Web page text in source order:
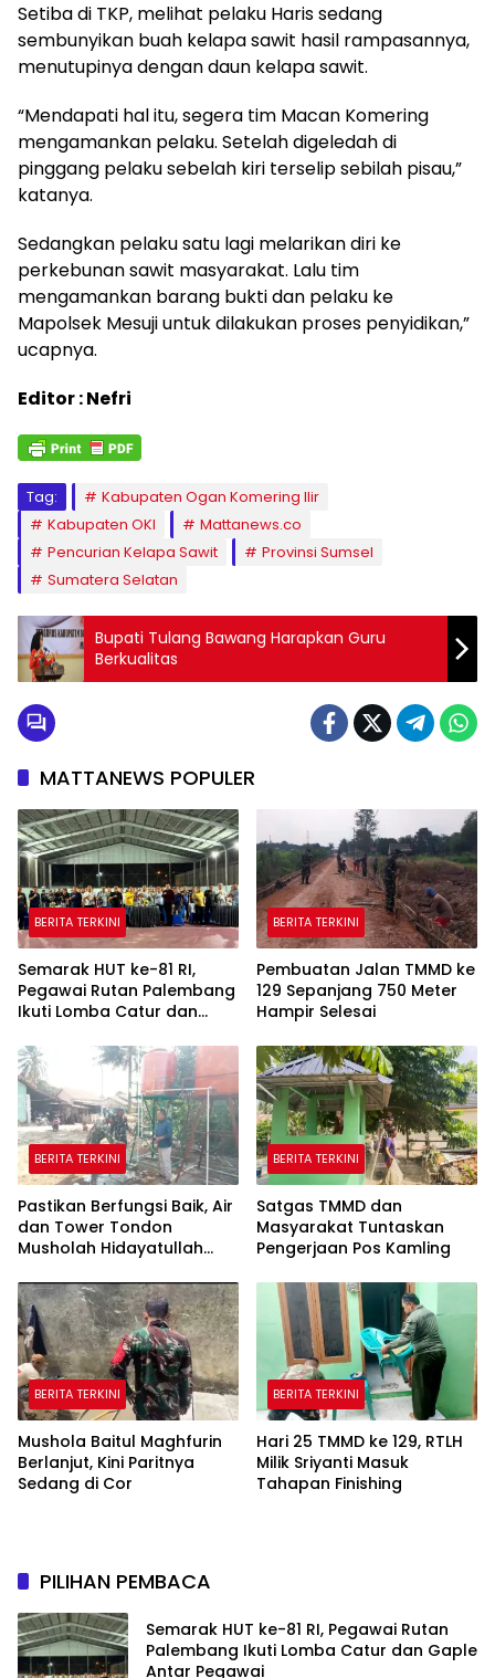
Setiba di TKP, melihat pelaku Haris sedang
sembunyikan buah kelapa sawit hasil rampasannya,
menutupinya dengan daun kelapa sawit.
“Mendapati hal itu, segera tim Macan Komering
mengamankan pelaku. Setelah digeledah di
pinggang pelaku sebelah kiri terselip sebilah pisau,”
katanya.
Sedangkan pelaku satu lagi melarikan diri ke
perkebunan sawit masyarakat. Lalu tim
mengamankan barang bukti dan pelaku ke
Mapolsek Mesuji untuk dilakukan proses penyidikan,”
ucapnya.
Editor : Nefri
Tag:
Kabupaten Ogan Komering Ilir
Kabupaten OKI
Mattanews.co
Pencurian Kelapa Sawit
Provinsi Sumsel
Sumatera Selatan
Bupati Tulang Bawang Harapkan Guru
Berkualitas
MATTANEWS POPULER
BERITA TERKINI
Semarak HUT ke-81 RI,
Pegawai Rutan Palembang
Ikuti Lomba Catur dan
BERITA TERKINI
Pembuatan Jalan TMMD ke
129 Sepanjang 750 Meter
Hampir Selesai
BERITA TERKINI
Pastikan Berfungsi Baik, Air
dan Tower Tondon
Musholah Hidayatullah
BERITA TERKINI
Satgas TMMD dan
Masyarakat Tuntaskan
Pengerjaan Pos Kamling
BERITA TERKINI
Mushola Baitul Maghfurin
Berlanjut, Kini Paritnya
Sedang di Cor
BERITA TERKINI
Hari 25 TMMD ke 129, RTLH
Milik Sriyanti Masuk
Tahapan Finishing
PILIHAN PEMBACA
Semarak HUT ke-81 RI, Pegawai Rutan
Palembang Ikuti Lomba Catur dan Gaple
Antar Pegawai